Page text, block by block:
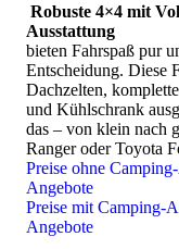
Als Alternative oder
Mietwagen bieten
Mehrtägige
Flugsafaris
Landes in 2
Privat geführte
Tourbausteine
auch Ziele, die
erreichbar sind.
Inlandsflüge
großen
Robuste 4×4 mit
Ausstattung
bieten Fahrspaß pur
Entscheidung. Diese
Dachzelten,
und Kühlschrank
das – von klein nach
Ranger oder Toyota
Preise ohne
Angebote
Preise mit Camping-
Angebote